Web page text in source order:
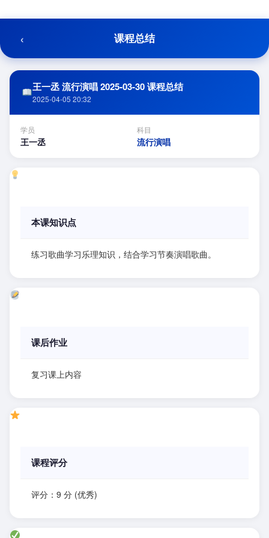
至
容
‹ 课程总结
王一丞 流行演唱 2025-03-30 课程总结
2025-04-05 20:32
学员
王一丞
科目
流行演唱
本课知识点
练习歌曲学习乐理知识，结合学习节奏演唱歌曲。
课后作业
复习课上内容
课程评分
评分：9 分 (优秀)